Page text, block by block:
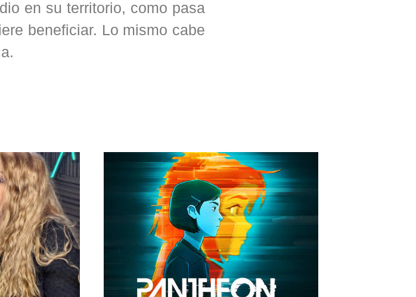
en su territorio, como pasa
beneficiar. Lo mismo cabe